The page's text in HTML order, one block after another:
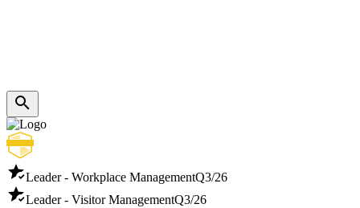
Leader - Workplace ManagementQ3/26
Leader - Visitor ManagementQ3/26